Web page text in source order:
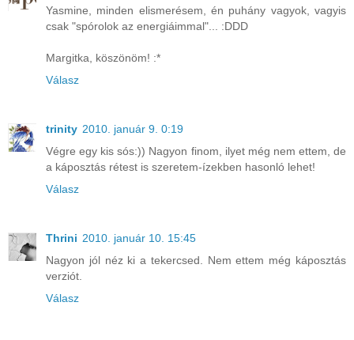
Yasmine, minden elismerésem, én puhány vagyok, vagyis
csak "spórolok az energiáimmal"... :DDD
Margitka, köszönöm! :*
Válasz
trinity 2010. január 9. 0:19
Végre egy kis sós:)) Nagyon finom, ilyet még nem ettem, de
a káposztás rétest is szeretem-ízekben hasonló lehet!
Válasz
Thrini 2010. január 10. 15:45
Nagyon jól néz ki a tekercsed. Nem ettem még káposztás
verziót.
Válasz